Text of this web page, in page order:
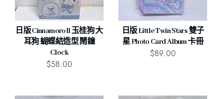
日版 Cinnamoroll 玉桂狗 大
耳狗 蝴蝶結造型 鬧鐘
Clock
$58.00
日版 Little Twin Stars 雙子
星 Photo Card Album 卡冊
$89.00